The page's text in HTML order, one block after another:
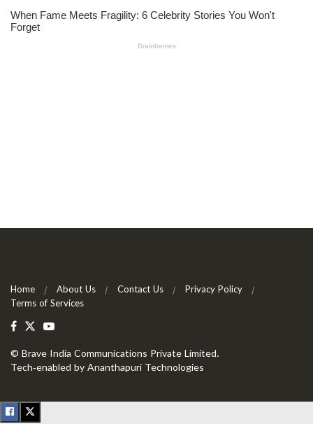
Home About Us Contact Us
Privacy Policy
Terms of Services
© Brave India Communications Private Limited.
Tech-enabled by Ananthapuri Technologies